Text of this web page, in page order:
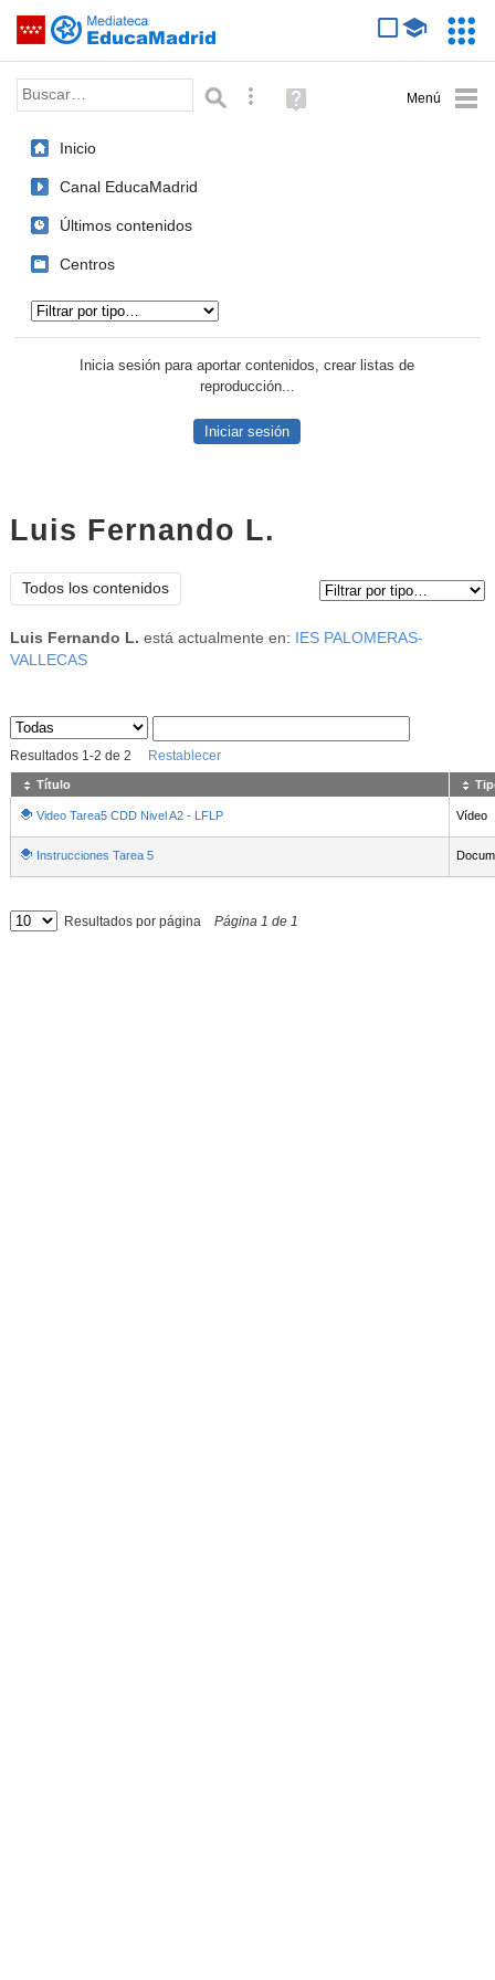
Saltar navegación
Palabra o frase: Búsqueda avanzada
Ayuda
(en
Inicio
Canal EducaMadrid
Últimos contenidos
Centros
Inicia sesión para aportar contenidos, crear listas de
reproducción...
Iniciar sesión
Luis Fernando L.
Todos los contenidos
Luis Fernando L. está actualmente en:
IES PALOMERAS-
VALLECAS
Sus archivos
Resultados 1-2 de 2 Restablecer
Título
Video Tarea5 CDD Nivel A2 - LFLP Vídeo
Instrucciones Tarea 5
Resultados por página Página 1 de 1